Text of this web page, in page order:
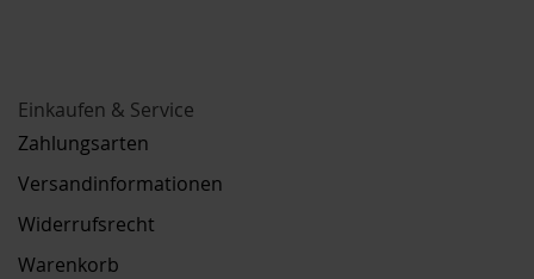
Einkaufen & Service
Zahlungsarten
Versandinformationen
Widerrufsrecht
Warenkorb